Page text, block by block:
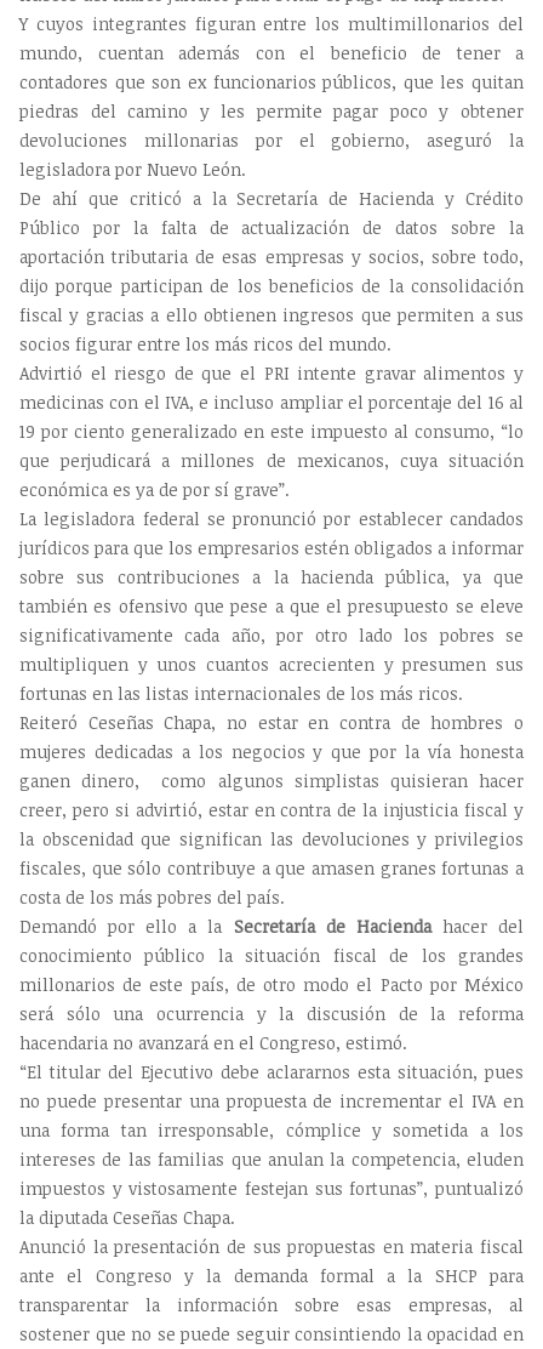
Y cuyos integrantes figuran entre los multimillonarios del
mundo, cuentan además con el beneficio de tener a
contadores que son ex funcionarios públicos, que les quitan
piedras del camino y les permite pagar poco y obtener
devoluciones millonarias por el gobierno, aseguró la
legisladora por Nuevo León.
De ahí que criticó a la Secretaría de Hacienda y Crédito
Público por la falta de actualización de datos sobre la
aportación tributaria de esas empresas y socios, sobre todo,
dijo porque participan de los beneficios de la consolidación
fiscal y gracias a ello obtienen ingresos que permiten a sus
socios figurar entre los más ricos del mundo.
Advirtió el riesgo de que el PRI intente gravar alimentos y
medicinas con el IVA, e incluso ampliar el porcentaje del 16 al
19 por ciento generalizado en este impuesto al consumo, “lo
que perjudicará a millones de mexicanos, cuya situación
económica es ya de por sí grave”.
La legisladora federal se pronunció por establecer candados
jurídicos para que los empresarios estén obligados a informar
sobre sus contribuciones a la hacienda pública, ya que
también es ofensivo que pese a que el presupuesto se eleve
significativamente cada año, por otro lado los pobres se
multipliquen y unos cuantos acrecienten y presumen sus
fortunas en las listas internacionales de los más ricos.
Reiteró Ceseñas Chapa, no estar en contra de hombres o
mujeres dedicadas a los negocios y que por la vía honesta
ganen dinero, como algunos simplistas quisieran hacer
creer, pero si advirtió, estar en contra de la injusticia fiscal y
la obscenidad que significan las devoluciones y privilegios
fiscales, que sólo contribuye a que amasen granes fortunas a
costa de los más pobres del país.
Demandó por ello a la Secretaría de Haciendahacer del
conocimiento público la situación fiscal de los grandes
millonarios de este país, de otro modo el Pacto por México
será sólo una ocurrencia y la discusión de la reforma
hacendaria no avanzará en el Congreso, estimó.
“El titular del Ejecutivo debe aclararnos esta situación, pues
no puede presentar una propuesta de incrementar el IVA en
una forma tan irresponsable, cómplice y sometida a los
intereses de las familias que anulan la competencia, eluden
impuestos y vistosamente festejan sus fortunas”, puntualizó
la diputada Ceseñas Chapa.
Anunció la presentación de sus propuestas en materia fiscal
ante el Congreso y la demanda formal a la SHCP para
transparentar la información sobre esas empresas, al
sostener que no se puede seguir consintiendo la opacidad en